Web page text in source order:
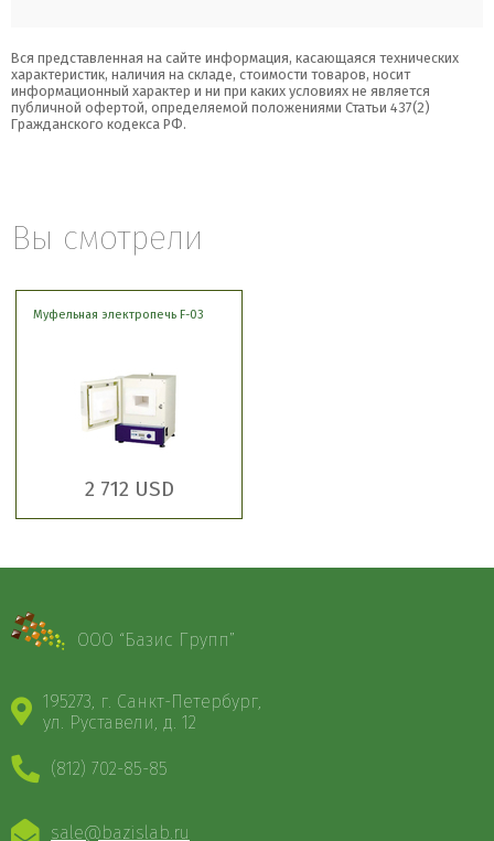
Вся представленная на сайте информация, касающаяся технических
характеристик, наличия на складе, стоимости товаров, носит
информационный характер и ни при каких условиях не является
публичной офертой, определяемой положениями Статьи 437(2)
Гражданского кодекса РФ.
Вы смотрели
Муфельная электропечь F-03
2 712 USD
ООО “Базис Групп”
195273, г. Санкт-Петербург,
ул. Руставели, д. 12
(812) 702-85-85
sale@bazislab.ru